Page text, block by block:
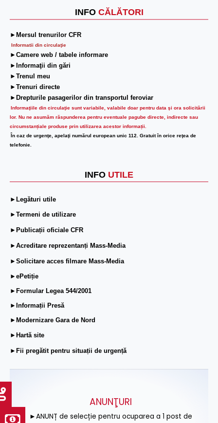
INFO CĂLĂTORI
►Mersul trenurilor CFR
Informatii din circulaţie
►Camere web / tabele informare
►Informaţii din gări
►Trenul meu
►Trenuri directe
►Drepturile pasagerilor din transportul feroviar
Informaţiile din circulaţie sunt variabile, valabile doar pentru data şi ora solicitării
lor. Nu ne asumăm răspunderea pentru eventuale pagube directe, indirecte sau
circumstanțiale produse prin utilizarea acestor informații.
În caz de urgenţe, apelaţi numărul european unic 112. Gratuit în orice reţea de
telefonie.
INFO UTILE
►Legături utile
►Termeni de utilizare
►Publicații oficiale CFR
►Acreditare reprezentanți Mass-Media
►Solicitare acces filmare Mass-Media
►ePetiție
►Formular Legea 544/2001
►Informații Presă
►Modernizare Gara de Nord
►Hartă site
►Fii pregătit pentru situații de urgență
ANUNŢURI
►ANUNȚ de selecție pentru ocuparea a 1 post de